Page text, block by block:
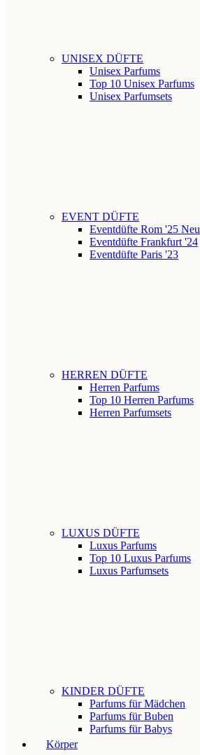
UNISEX DÜFTE
Unisex Parfums
Top 10 Unisex Parfums
Unisex Parfumsets
EVENT DÜFTE
Eventdüfte Rom '25 Neu
Eventdüfte Frankfurt '24
Eventdüfte Paris '23
HERREN DÜFTE
Herren Parfums
Top 10 Herren Parfums
Herren Parfumsets
LUXUS DÜFTE
Luxus Parfums
Top 10 Luxus Parfums
Luxus Parfumsets
KINDER DÜFTE
Parfums für Mädchen
Parfums für Buben
Parfums für Babys
Körper